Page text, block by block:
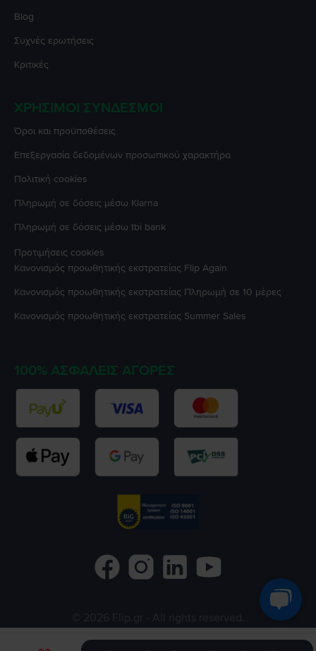
Blog
Συχνές ερωτήσεις
Κριτικές
ΧΡΉΣΙΜΟΙ ΣΎΝΔΕΣΜΟΙ
Όροι και προϋποθέσεις
Επεξεργασία δεδομένων προσωπικού χαρακτήρα
Πολιτική cookies
Πληρωμή σε δόσεις μέσω Klarna
Πληρωμή σε δόσεις μέσω tbi bank
Προτιμήσεις cookies
Κανονισμός προωθητικής εκστρατείας Flip Again
Κανονισμός προωθητικής εκστρατείας Πληρωμή σε 10 μέρες
Κανονισμός προωθητικής εκστρατείας Summer Sales
100% ΑΣΦΑΛΕΊΣ ΑΓΟΡΈΣ